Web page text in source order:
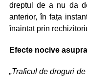
dreptul de a nu da
anterior, în fața
înaintat prin
Efecte nocive
„Traficul de droguri